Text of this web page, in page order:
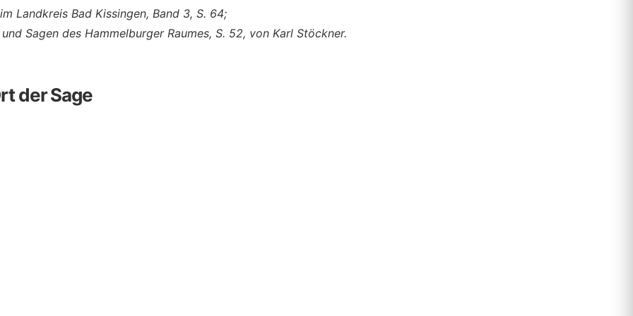
Landkreis Bad Kissingen, Band 3, S. 64;
Sagen des Hammelburger Raumes, S. 52, von Karl Stöckner.
der Sage